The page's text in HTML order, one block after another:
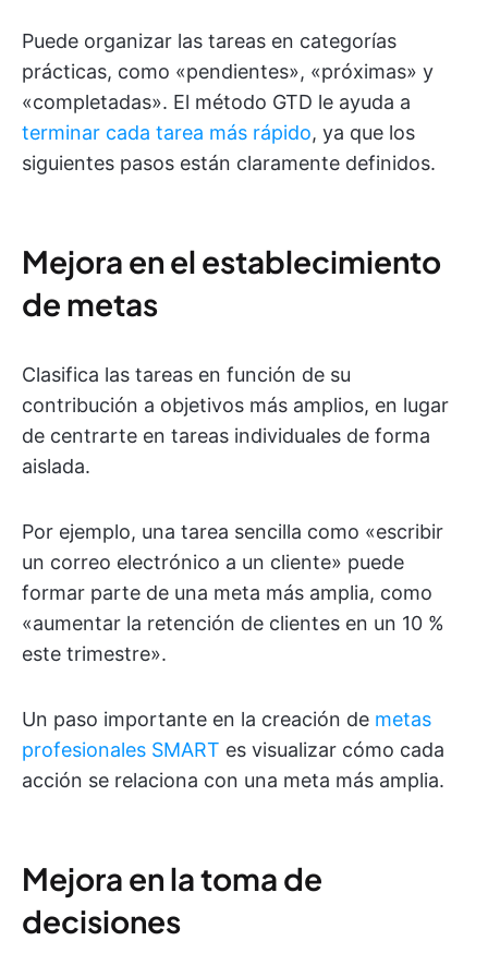
Puede organizar las tareas en categorías
prácticas, como «pendientes», «próximas» y
«completadas». El método GTD le ayuda a
terminar cada tarea más rápido, ya que los
siguientes pasos están claramente definidos.
Mejora en el establecimiento
de metas
Clasifica las tareas en función de su
contribución a objetivos más amplios, en lugar
de centrarte en tareas individuales de forma
aislada.
Por ejemplo, una tarea sencilla como «escribir
un correo electrónico a un cliente» puede
formar parte de una meta más amplia, como
«aumentar la retención de clientes en un 10 %
este trimestre».
Un paso importante en la creación de metas
profesionales SMART es visualizar cómo cada
acción se relaciona con una meta más amplia.
Mejora en la toma de
decisiones